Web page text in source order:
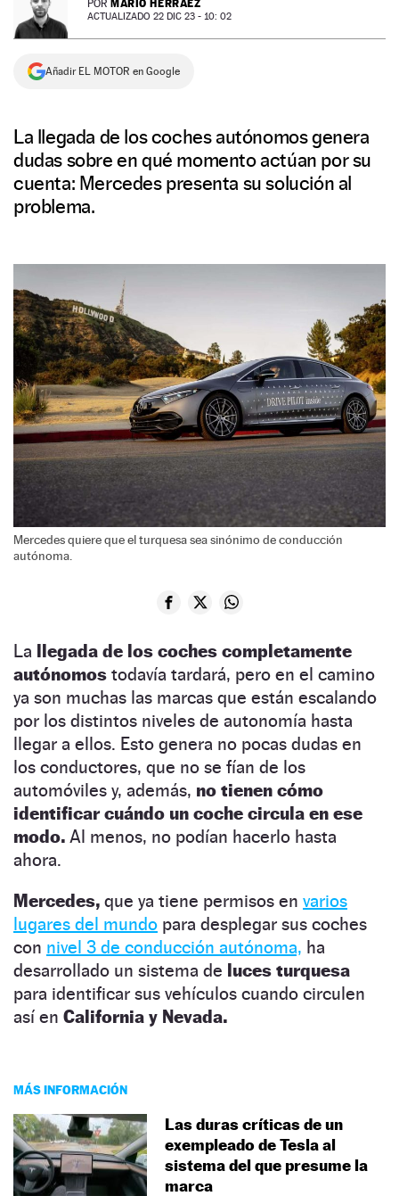
NEWSLETTER
SÍGUENOS
POR MARIO HERRÁEZ
ACTUALIZADO 22 DIC 23 - 10: 02
Añadir EL MOTOR en Google
La llegada de los coches autónomos genera
dudas sobre en qué momento actúan por su
cuenta: Mercedes presenta su solución al
problema.
Mercedes quiere que el turquesa sea sinónimo de conducción
autónoma.
La llegada de los coches completamente
autónomos todavía tardará, pero en el camino
ya son muchas las marcas que están escalando
por los distintos niveles de autonomía hasta
llegar a ellos. Esto genera no pocas dudas en
los conductores, que no se fían de los
automóviles y, además, no tienen cómo
identificar cuándo un coche circula en ese
modo. Al menos, no podían hacerlo hasta
ahora.
Mercedes, que ya tiene permisos en varios
lugares del mundo para desplegar sus coches
con nivel 3 de conducción autónoma, ha
desarrollado un sistema de luces turquesa
para identificar sus vehículos cuando circulen
así en California y Nevada.
MÁS INFORMACIÓN
Las duras críticas de un
exempleado de Tesla al
sistema del que presume la
marca